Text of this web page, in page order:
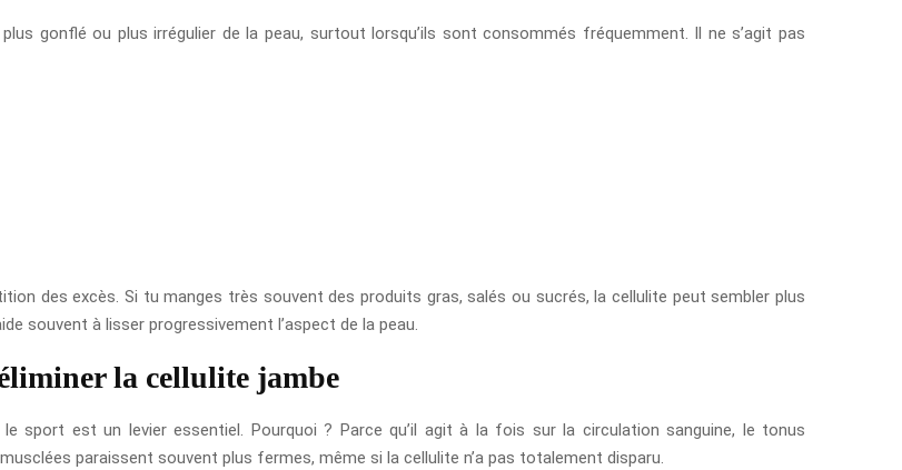
gonflé ou plus irrégulier de la peau, surtout lorsqu’ils sont consommés fréquemment. Il ne s’agit pas
des excès. Si tu manges très souvent des produits gras, salés ou sucrés, la cellulite peut sembler plus
souvent à lisser progressivement l’aspect de la peau.
la cellulite jambe
sport est un levier essentiel. Pourquoi ? Parce qu’il agit à la fois sur la circulation sanguine, le tonus
paraissent souvent plus fermes, même si la cellulite n’a pas totalement disparu.